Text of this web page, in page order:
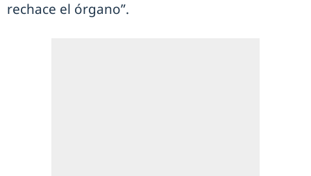
rechace el órgano”.